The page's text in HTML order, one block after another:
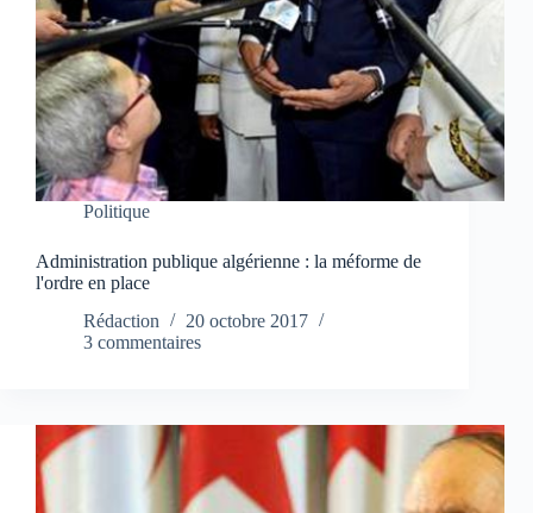
Politique
Administration publique algérienne : la méforme de
l'ordre en place
Rédaction
20 octobre 2017
3 commentaires